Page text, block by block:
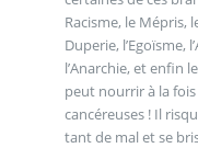
Racisme, le Mépris,
Duperie, l’Egoïsme,
l’Anarchie, et enfin le
peut nourrir à la
cancéreuses ! Il
tant de mal et se